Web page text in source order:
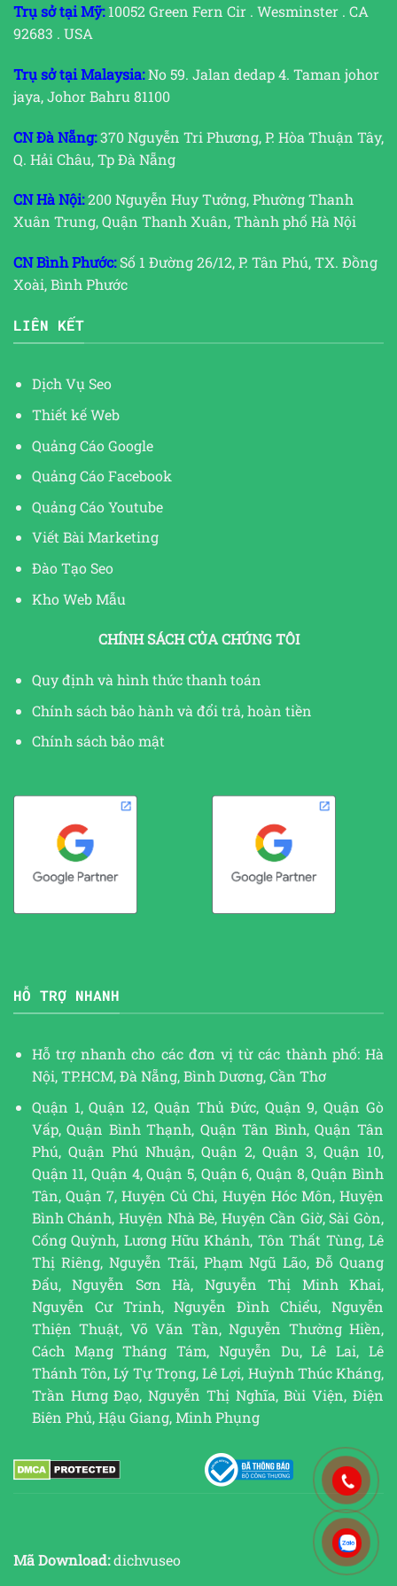
Trụ sở tại Mỹ:10052 Green Fern Cir . Wesminster . CA
92683 . USA
Trụ sở tại Malaysia:No 59. Jalan dedap 4. Taman johor
jaya, Johor Bahru 81100
CN Đà Nẵng:370 Nguyễn Tri Phương, P. Hòa Thuận Tây,
Q. Hải Châu, Tp Đà Nẵng
CN Hà Nội:200 Nguyễn Huy Tưởng, Phường Thanh
Xuân Trung, Quận Thanh Xuân, Thành phố Hà Nội
CN Bình Phước:Số 1 Đường 26/12, P. Tân Phú, TX. Đồng
Xoài, Bình Phước
LIÊN KẾT
Dịch Vụ Seo
Thiết kế Web
Quảng Cáo Google
Quảng Cáo Facebook
Quảng Cáo Youtube
Viết Bài Marketing
Đào Tạo Seo
Kho Web Mẫu
CHÍNH SÁCH CỦA CHÚNG TÔI
Quy định và hình thức thanh toán
Chính sách bảo hành và đổi trả, hoàn tiền
Chính sách bảo mật
HỖ TRỢ NHANH
Hỗ trợ nhanh cho các đơn vị từ các thành phố: Hà
Nội, TP.HCM, Đà Nẵng, Bình Dương, Cần Thơ
Quận 1, Quận 12, Quận Thủ Đức, Quận 9, Quận Gò
Vấp, Quận Bình Thạnh, Quận Tân Bình, Quận Tân
Phú, Quận Phú Nhuận, Quận 2, Quận 3, Quận 10,
Quận 11, Quận 4, Quận 5, Quận 6, Quận 8, Quận Bình
Tân, Quận 7, Huyện Củ Chi, Huyện Hóc Môn, Huyện
Bình Chánh, Huyện Nhà Bè, Huyện Cần Giờ, Sài Gòn,
Cống Quỳnh, Lương Hữu Khánh, Tôn Thất Tùng, Lê
Thị Riêng, Nguyễn Trãi, Phạm Ngũ Lão, Đỗ Quang
Đẩu, Nguyễn Sơn Hà, Nguyễn Thị Minh Khai,
Nguyễn Cư Trinh, Nguyễn Đình Chiểu, Nguyễn
Thiện Thuật, Võ Văn Tần, Nguyễn Thường Hiền,
Cách Mạng Tháng Tám, Nguyễn Du, Lê Lai, Lê
Thánh Tôn, Lý Tự Trọng, Lê Lợi, Huỳnh Thúc Kháng,
Trần Hưng Đạo, Nguyễn Thị Nghĩa, Bùi Viện, Điện
Biên Phủ, Hậu Giang, Minh Phụng
Mã Download:dichvuseo